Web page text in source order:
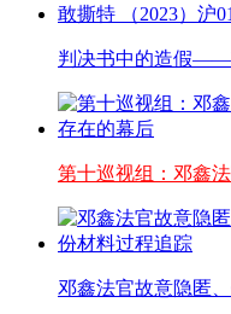
判决书中的造假
第十巡视组：邓鑫
邓鑫法官故意隐匿